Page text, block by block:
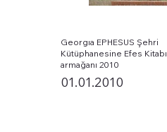
Georgıa EPHESUS Şehri
Kütüphanesine Efes Kitabı
armağanı 2010
01.01.2010